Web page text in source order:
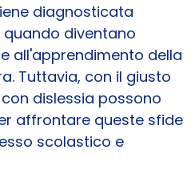
diagnosticata
diventano
all'apprendimento della
Tuttavia, con il giusto
dislessia possono
affrontare queste sfide
scolastico e